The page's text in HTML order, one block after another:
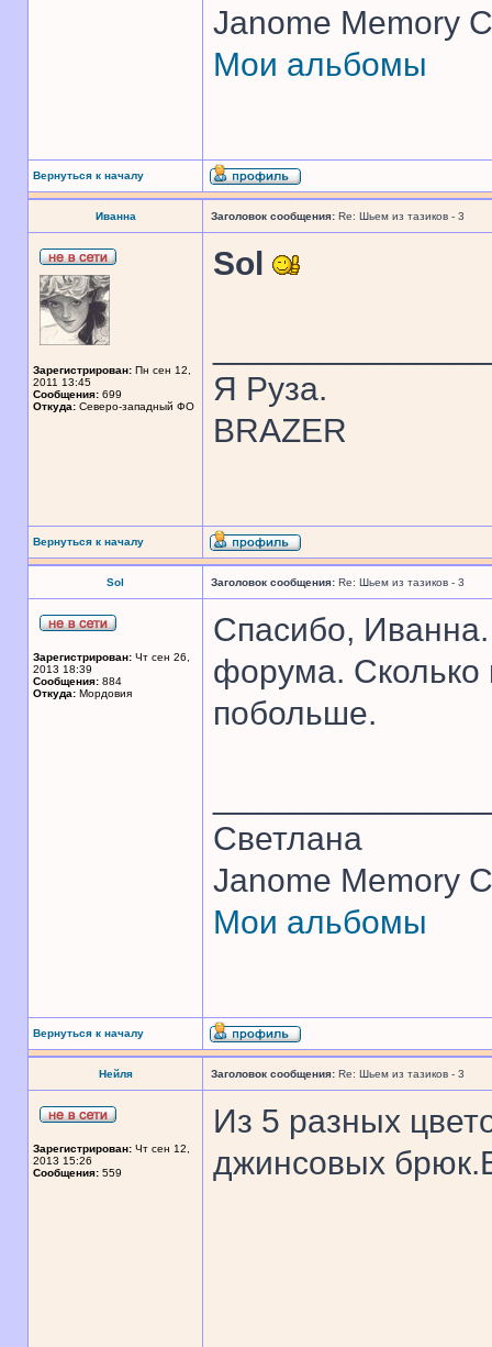
Janome Memory
Мои альбомы
Вернуться к началу
Иванна Заголовок сообщения: Re: Шьем из тазиков - 3
Зарегистрирован: Пн сен 12,
2011 13:45
Сообщения: 699
Откуда: Северо-западный ФО
Sol
Я Руза.
BRAZER
Вернуться к началу
Sol Заголовок сообщения: Re: Шьем из тазиков - 3
Зарегистрирован: Чт сен 26,
2013 18:39
Сообщения: 884
Откуда: Мордовия
Спасибо,
форума. Сколько
побольше.
Светлана
Janome Memory
Мои альбомы
Вернуться к началу
Нейля Заголовок сообщения: Re: Шьем из тазиков - 3
Зарегистрирован: Чт сен 12,
2013 15:26
Сообщения: 559
Из 5 разных
джинсовых